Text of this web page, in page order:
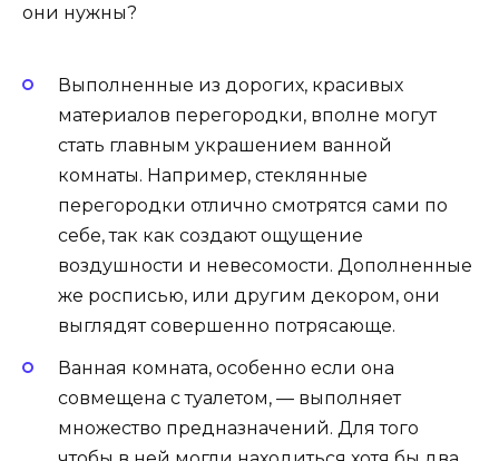
они нужны?
Выполненные из дорогих, красивых
материалов перегородки, вполне могут
стать главным украшением ванной
комнаты. Например, стеклянные
перегородки отлично смотрятся сами по
себе, так как создают ощущение
воздушности и невесомости. Дополненные
же росписью, или другим декором, они
выглядят совершенно потрясающе.
Ванная комната, особенно если она
совмещена с туалетом, — выполняет
множество предназначений. Для того